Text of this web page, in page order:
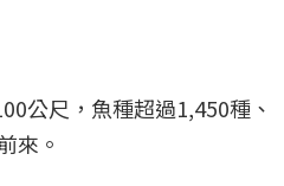
公尺，魚種超過1,450種、
來。